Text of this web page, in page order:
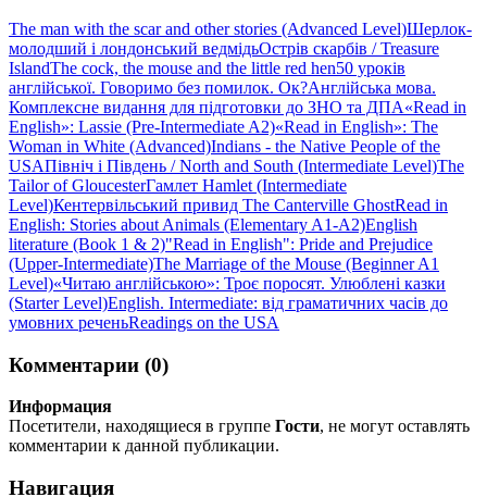
The man with the scar and other stories (Advanced Level)Шерлок-
молодший і лондонський ведмідьОстрів скарбів / Treasure
IslandThe cock, the mouse and the little red hen50 уроків
англійської. Говоримо без помилок. Ок?Англійська мова.
Комплексне видання для підготовки до ЗНО та ДПА«Read in
English»: Lassie (Pre-Intermediate A2)«Read in English»: The
Woman in White (Advanced)Indians - the Native People of the
USAПівніч і Південь / North and South (Intermediate Level)The
Tailor of GloucesterГамлет Hamlet (Intermediate
Level)Кентервільський привид The Canterville GhostRead in
English: Stories about Animals (Elementary A1-A2)English
literature (Book 1 & 2)"Read in English": Pride and Prejudice
(Upper-Intermediate)The Marriage of the Mouse (Beginner A1
Level)«Читаю англійською»: Троє поросят. Улюблені казки
(Starter Level)English. Intermediate: від граматичних часів до
умовних реченьReadings on the USA
Комментарии (0)
Информация
Посетители, находящиеся в группе Гости, не могут оставлять
комментарии к данной публикации.
Навигация